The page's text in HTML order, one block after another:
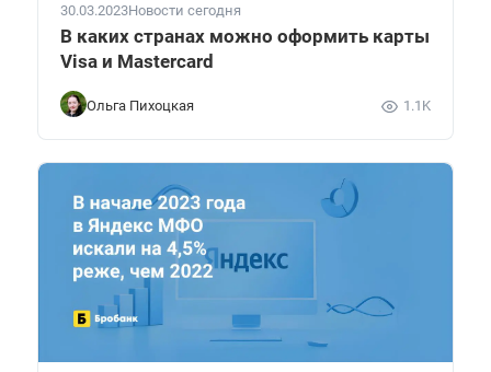
30.03.2023Новости сегодня
В каких странах можно оформить карты
Visa и Mastercard
Ольга Пихоцкая 1.1K